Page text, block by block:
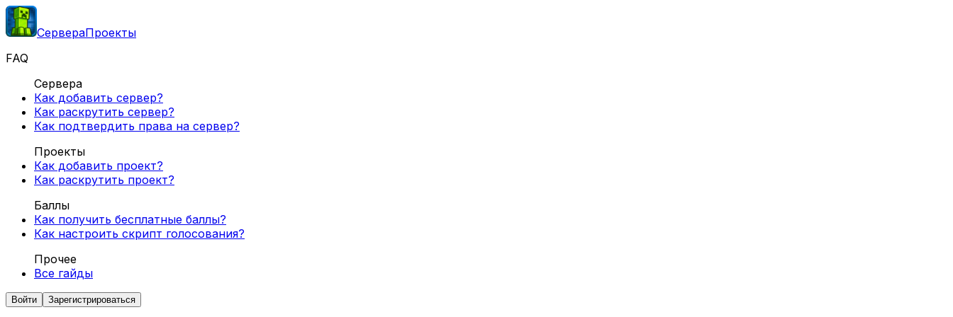
СервераПроекты
FAQ
Сервера
Как добавить сервер?
Как раскрутить сервер?
Как подтвердить права на сервер?
Проекты
Как добавить проект?
Как раскрутить проект?
Баллы
Как получить бесплатные баллы?
Как настроить скрипт голосования?
Прочее
Все гайды
Войти Зарегистрироваться